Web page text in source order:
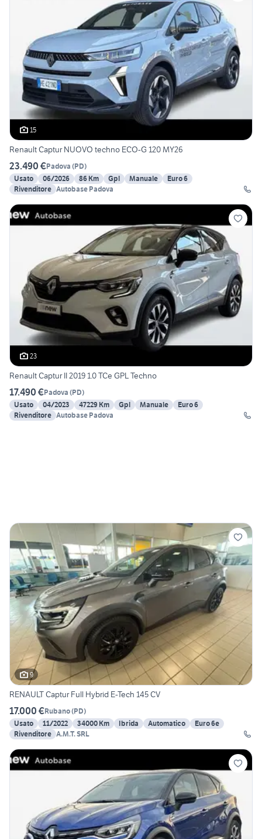
15
Renault Captur NUOVO techno ECO-G 120 MY26
23.490 €Padova (PD)
Usato
06/2026 86 Km Gpl Manuale
Euro 6
Rivenditore Autobase Padova
23
Renault Captur II 2019 1.0 TCe GPL Techno
17.490 €Padova (PD)
Usato
04/2023 47229 Km Gpl Manuale
Euro 6
Rivenditore Autobase Padova
9
RENAULT Captur Full Hybrid E-Tech 145 CV
17.000 €Rubano(PD)
Usato
11/2022 34000 Km Ibrida Automatico
Euro 6e
Rivenditore A.M.T. SRL